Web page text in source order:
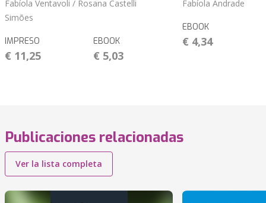
Fabíola Ventavoli / Rosana Castelli
Simões
IMPRESO
€ 11,25
EBOOK
€ 5,03
Fabíola Andrade
EBOOK
€ 4,34
Publicaciones relacionadas
Ver la lista completa